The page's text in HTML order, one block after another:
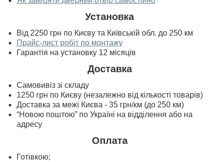
Установка
Від 2250 грн по Києву та Київській обл. до 250 км
Прайс-лист робіт по монтажу
Гарантія на установку 12 місяців
Доставка
Самовивіз зі складу
1250 грн по Києву (незалежно від кількості товарів)
Доставка за межі Києва - 35 грн/км (до 250 км)
“Новою поштою” по Україні на відділення або на
адресу
Оплата
Готівкою;